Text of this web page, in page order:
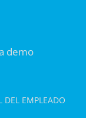
demo
DEL EMPLEADO